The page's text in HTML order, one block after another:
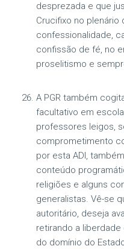
desprezada e que
Crucifixo no plenário
confessionalidade,
confissão de fé, no
proselitismo e
A PGR também
facultativo em
professores leigos,
comprometimento
por esta ADI,
conteúdo
religiões e alguns
generalistas. Vê-se
autoritário, deseja
retirando a
do domínio do